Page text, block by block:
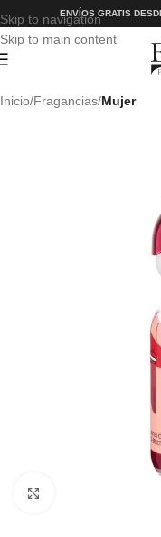
Skip to navigation
Skip to main content
ENVÍOS GRATIS
Inicio Fragancias Mujer